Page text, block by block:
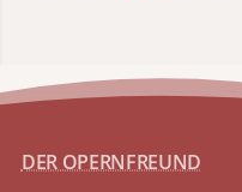
DER OPERNFREUND